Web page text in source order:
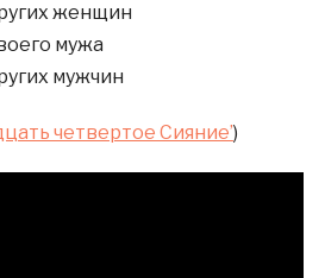
женщин
мужа
мужчин
четвертое Сияние’)